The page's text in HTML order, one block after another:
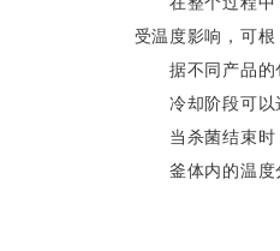
受温度影响，可根
据不同产品的包
冷却阶段可以选
当杀菌结束时，
釜体内的温度